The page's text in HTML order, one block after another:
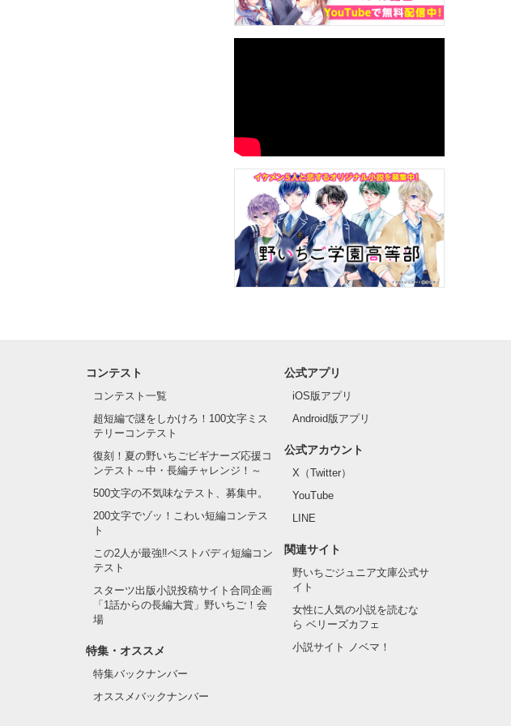
コンテスト
コンテスト一覧
超短編で謎をしかけろ！100文字ミス
テリーコンテスト
復刻！夏の野いちごビギナーズ応援コ
ンテスト～中・長編チャレンジ！～
500文字の不気味なテスト、募集中。
200文字でゾッ！こわい短編コンテス
ト
この2人が最強‼ベストバディ短編コン
テスト
スターツ出版小説投稿サイト合同企画
「1話からの長編大賞」野いちご！会
場
特集・オススメ
特集バックナンバー
オススメバックナンバー
公式アプリ
iOS版アプリ
Android版アプリ
公式アカウント
X（Twitter）
YouTube
LINE
関連サイト
野いちごジュニア文庫公式サ
イト
女性に人気の小説を読むな
ら ベリーズカフェ
小説サイト ノベマ！